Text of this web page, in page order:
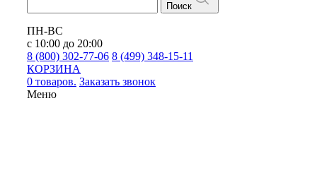
Поиск
ПН-ВС
с 10:00 до 20:00
8 (800) 302-77-06 8 (499) 348-15-11
КОРЗИНА
0 товаров. Заказать звонок
Меню